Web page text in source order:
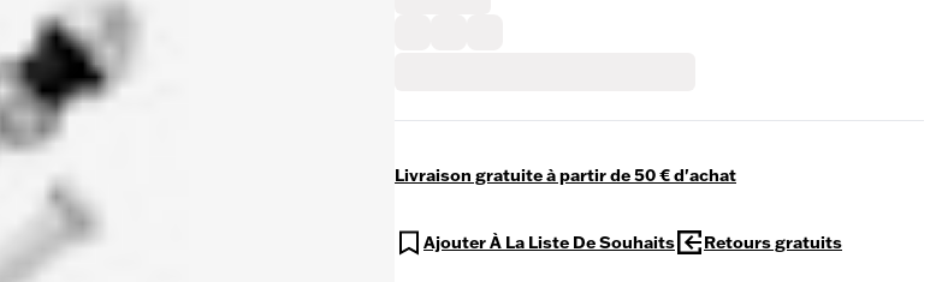
Livraison gratuite à partir de 50 € d'achat
Ajouter À La Liste De Souhaits Retours gratuits